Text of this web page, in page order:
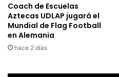
Coach de Escuelas
Aztecas UDLAP jugará el
Mundial de Flag Football
en Alemania
hace 2 días